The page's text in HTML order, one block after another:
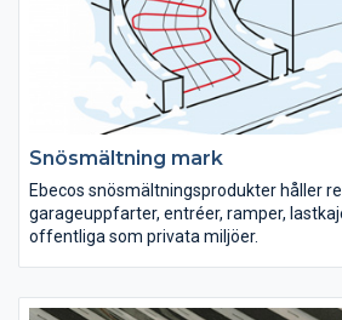
Snösmältning mark
Ebecos snösmältningsprodukter håller
garageuppfarter, entréer, ramper,
offentliga som privata miljöer.